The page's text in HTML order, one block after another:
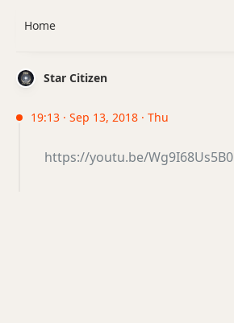
Star Citizen
19:13 · Sep 13, 2018 · Thu
https://youtu.be/Wg9I68Us5B0
Home